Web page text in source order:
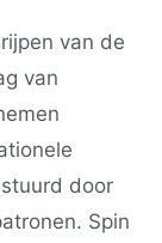
van de
van
door
Spin